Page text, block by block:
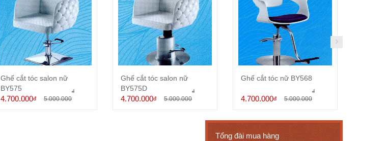
Ghế cắt tóc salon nữ
BY575
4.700.000đ 5.000.000
đ
Ghế cắt tóc salon nữ
BY575D
4.700.000đ 5.000.000
đ
Ghế cắt tóc nữ BY568
4.700.000đ 5.000.000
đ
Tổng đài mua hàng